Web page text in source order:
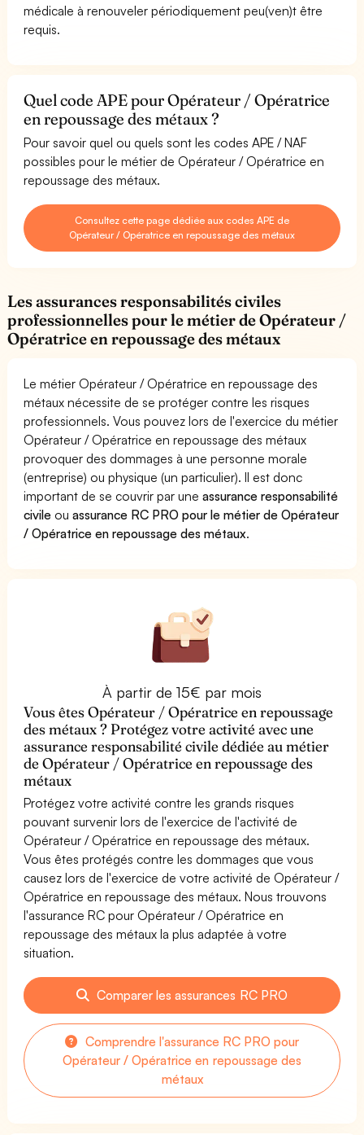
médicale à renouveler périodiquement peu(ven)t être
requis.
Quel code APE pour Opérateur / Opératrice
en repoussage des métaux ?
Pour savoir quel ou quels sont les codes APE / NAF
possibles pour le métier de Opérateur / Opératrice en
repoussage des métaux.
Consultez cette page dédiée aux codes APE de
Opérateur / Opératrice en repoussage des métaux
Les assurances responsabilités civiles
professionnelles pour le métier de Opérateur /
Opératrice en repoussage des métaux
Le métier Opérateur / Opératrice en repoussage des
métaux nécessite de se protéger contre les risques
professionnels. Vous pouvez lors de l'exercice du métier
Opérateur / Opératrice en repoussage des métaux
provoquer des dommages à une personne morale
(entreprise) ou physique (un particulier). Il est donc
important de se couvrir par uneassurance responsabilité
civile ouassurance RC PRO pour le métier de Opérateur
/ Opératrice en repoussage des métaux.
À partir de 15€ par mois
Vous êtes Opérateur / Opératrice en repoussage
des métaux ? Protégez votre activité avec une
assurance responsabilité civile dédiée au métier
de Opérateur / Opératrice en repoussage des
métaux
Protégez votre activité contre les grands risques
pouvant survenir lors de l'exercice de l'activité de
Opérateur / Opératrice en repoussage des métaux.
Vous êtes protégés contre les dommages que vous
causez lors de l'exercice de votre activité de Opérateur /
Opératrice en repoussage des métaux. Nous trouvons
l'assurance RC pour Opérateur / Opératrice en
repoussage des métaux la plus adaptée à votre
situation.
Comparer les assurances RC PRO
Comprendre l'assurance RC PRO pour
Opérateur / Opératrice en repoussage des
métaux